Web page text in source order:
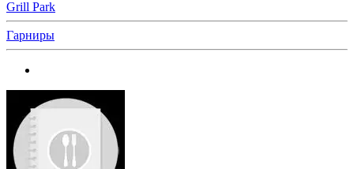
Grill Park
Гарниры